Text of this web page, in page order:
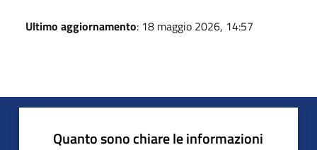
Ultimo aggiornamento: 18 maggio 2026, 14:57
Quanto sono chiare le informazioni